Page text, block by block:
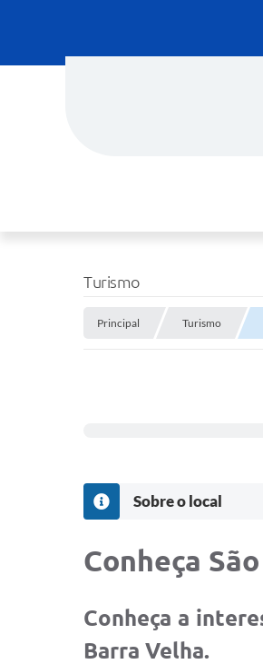
Turismo
Principal Turismo
Sobre o local
Conheça
Conheça a
Barra Velha.